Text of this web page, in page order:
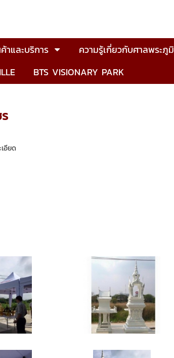
าและบริการ ความรู้เกี่ยวกับศาลพระภูมิ
BTS VISIONARY PARK
อียด